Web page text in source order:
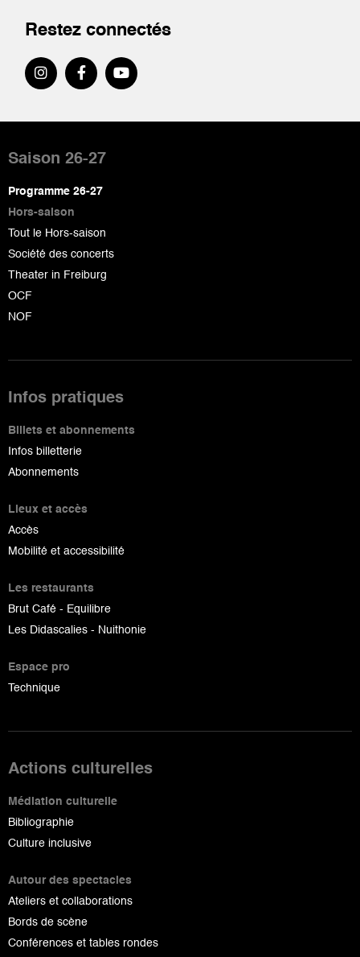
Restez connectés
de
page
Saison 26-27
Programme 26-27
Hors-saison
Tout le Hors-saison
Société des concerts
Theater in Freiburg
OCF
NOF
Infos pratiques
Billets et abonnements
Infos billetterie
Abonnements
Lieux et accès
Accès
Mobilité et accessibilité
Les restaurants
Brut Café - Equilibre
Les Didascalies - Nuithonie
Espace pro
Technique
Actions culturelles
Médiation culturelle
Bibliographie
Culture inclusive
Autour des spectacles
Ateliers et collaborations
Bords de scène
Conférences et tables rondes